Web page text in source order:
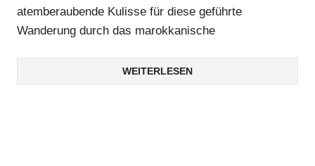
atemberaubende Kulisse für diese geführte
Wanderung durch das marokkanische
WEITERLESEN